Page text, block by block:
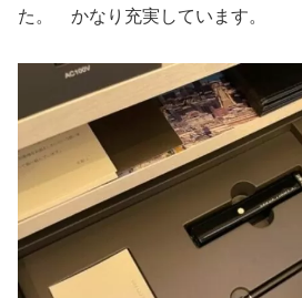
た。 かなり充実しています。